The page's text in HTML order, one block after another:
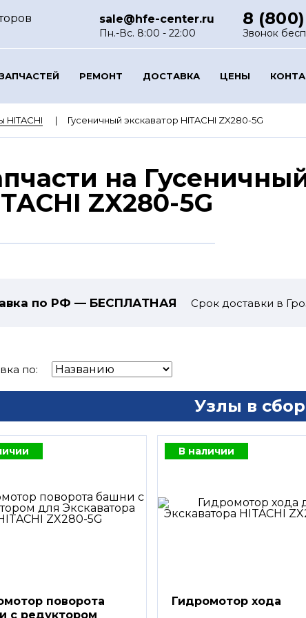
sale@hfe-center.ru
Пн.-Вс. 8:00 - 22:00
8
Звонок
РЕМОНТ ДОСТАВКА ЦЕНЫ
HITACHI Гусеничный экскаватор HITACHI ZX280-5G
на
ZX280-5G
по РФ — БЕСПЛАТНАЯ Срок доставки в
по:
Узлы в
поворота
с редуктором
В наличии
Гидромотор хода